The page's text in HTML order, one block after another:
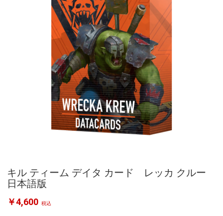
キル ティーム デイタ カード レッカ クルー
日本語版
￥4,600 税込